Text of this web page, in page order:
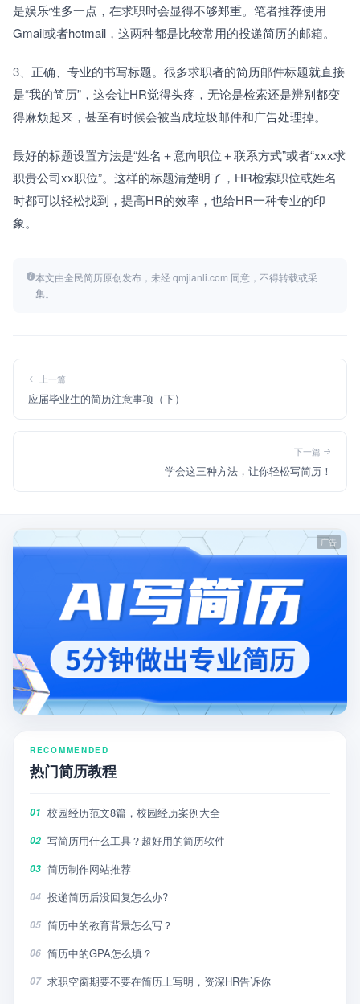
是娱乐性多一点，在求职时会显得不够郑重。笔者推荐使用
Gmail或者hotmail，这两种都是比较常用的投递简历的邮箱。
3、正确、专业的书写标题。很多求职者的简历邮件标题就直接
是“我的简历”，这会让HR觉得头疼，无论是检索还是辨别都变
得麻烦起来，甚至有时候会被当成垃圾邮件和广告处理掉。
最好的标题设置方法是“姓名＋意向职位＋联系方式”或者“xxx求
职贵公司xx职位”。这样的标题清楚明了，HR检索职位或姓名
时都可以轻松找到，提高HR的效率，也给HR一种专业的印
象。
本文由全民简历原创发布，未经 qmjianli.com 同意，不得转载或采
集。
上一篇
应届毕业生的简历注意事项（下）
下一篇
学会这三种方法，让你轻松写简历！
RECOMMENDED
热门简历教程
01 校园经历范文8篇，校园经历案例大全
02 写简历用什么工具？超好用的简历软件
03 简历制作网站推荐
04 投递简历后没回复怎么办?
05 简历中的教育背景怎么写？
06 简历中的GPA怎么填？
07 求职空窗期要不要在简历上写明，资深HR告诉你